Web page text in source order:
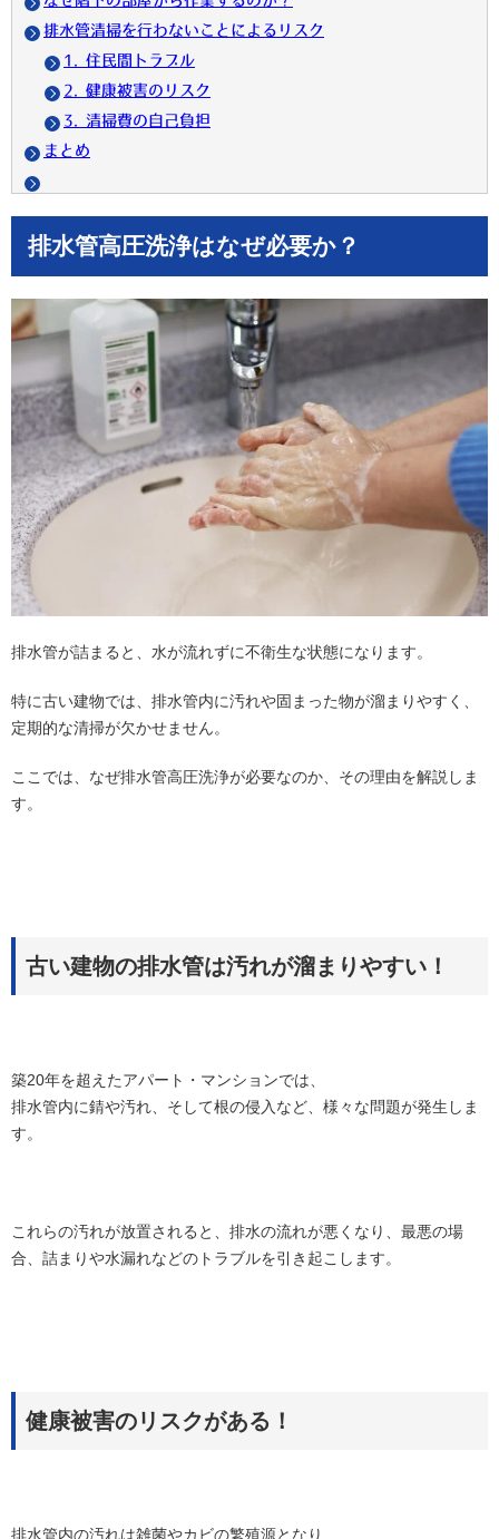
排水管清掃を行わないことによるリスク
1. 住民間トラブル
2. 健康被害のリスク
3. 清掃費の自己負担
まとめ
排水管高圧洗浄はなぜ必要か？
排水管が詰まると、水が流れずに不衛生な状態になります。
特に古い建物では、排水管内に汚れや固まった物が溜まりやすく、
定期的な清掃が欠かせません。
ここでは、なぜ排水管高圧洗浄が必要なのか、その理由を解説しま
す。
古い建物の排水管は汚れが溜まりやすい！
築20年を超えたアパート・マンションでは、
排水管内に錆や汚れ、そして根の侵入など、様々な問題が発生しま
す。
これらの汚れが放置されると、排水の流れが悪くなり、最悪の場
合、詰まりや水漏れなどのトラブルを引き起こします。
健康被害のリスクがある！
排水管内の汚れは雑菌やカビの繁殖源となり、